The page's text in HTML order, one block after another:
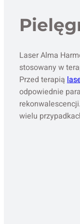
Laser Alma
stosowany w
Przed terapią
odpowiednie
wielu